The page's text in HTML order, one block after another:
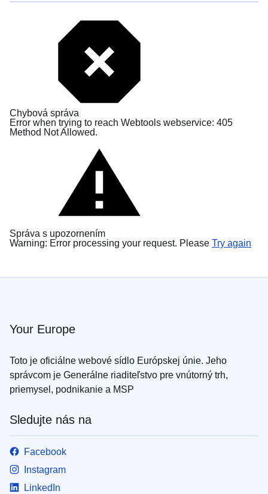
Chybová správa
Error when trying to reach Webtools webservice: 405
Method Not Allowed.
Správa s upozornením
Warning: Error processing your request. Please Try again
Your Europe
Toto je oficiálne webové sídlo Európskej únie. Jeho
správcom je Generálne riaditeľstvo pre vnútorný trh,
priemysel, podnikanie a MSP
Sledujte nás na
Facebook
Instagram
LinkedIn